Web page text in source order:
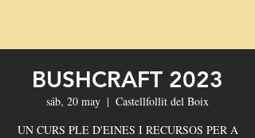
BUSHCRAFT 2023
sáb, 20 may
  |
Castellfollit del Boix
UN CURS PLE D'EINES I RECURSOS PER A